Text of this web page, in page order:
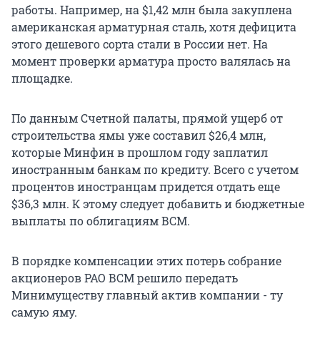
работы. Например, на $1,42 млн была закуплена
американская арматурная сталь, хотя дефицита
этого дешевого сорта стали в России нет. На
момент проверки арматура просто валялась на
площадке.
По данным Счетной палаты, прямой ущерб от
строительства ямы уже составил $26,4 млн,
которые Минфин в прошлом году заплатил
иностранным банкам по кредиту. Всего с учетом
процентов иностранцам придется отдать еще
$36,3 млн. К этому следует добавить и бюджетные
выплаты по облигациям ВСМ.
В порядке компенсации этих потерь собрание
акционеров РАО ВСМ решило передать
Минимуществу главный актив компании - ту
самую яму.